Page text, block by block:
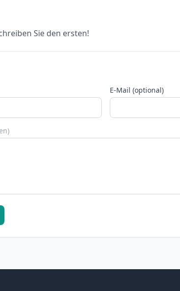
Sie den ersten!
E-Mail (optional)